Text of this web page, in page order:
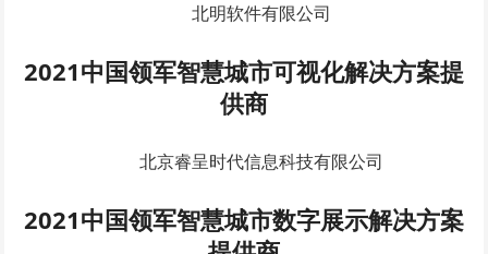
北明软件有限公司
2021中国领军智慧城市可视化解决方案提
供商
北京睿呈时代信息科技有限公司
2021中国领军智慧城市数字展示解决方案